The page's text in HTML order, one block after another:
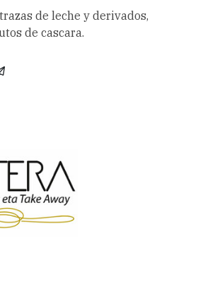
de leche y derivados,
de cascara.